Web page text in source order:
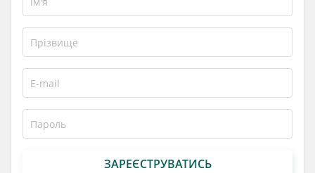
ЗАРЕЄСТРУВАТИСЬ